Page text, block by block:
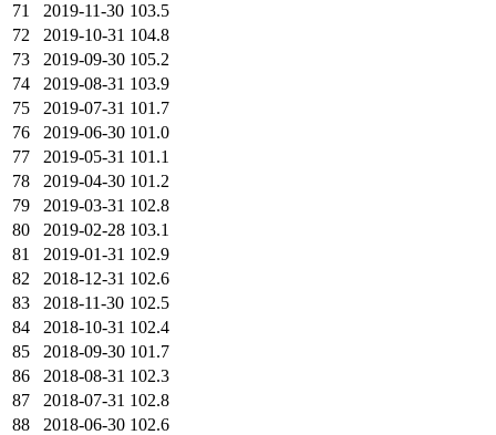
71
2019-11-30 103.5
72
2019-10-31 104.8
73
2019-09-30 105.2
74
2019-08-31 103.9
75
2019-07-31 101.7
76
2019-06-30 101.0
77
2019-05-31 101.1
78
2019-04-30 101.2
79
2019-03-31 102.8
80
2019-02-28 103.1
81
2019-01-31 102.9
82
2018-12-31 102.6
83
2018-11-30 102.5
84
2018-10-31 102.4
85
2018-09-30 101.7
86
2018-08-31 102.3
87
2018-07-31 102.8
88
2018-06-30 102.6